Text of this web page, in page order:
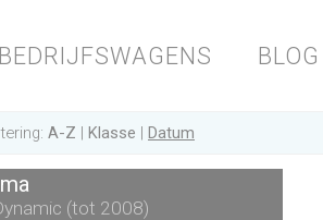
BEDRIJFSWAGENS BLOG
A-Z | Klasse | Datum
(tot 2008)